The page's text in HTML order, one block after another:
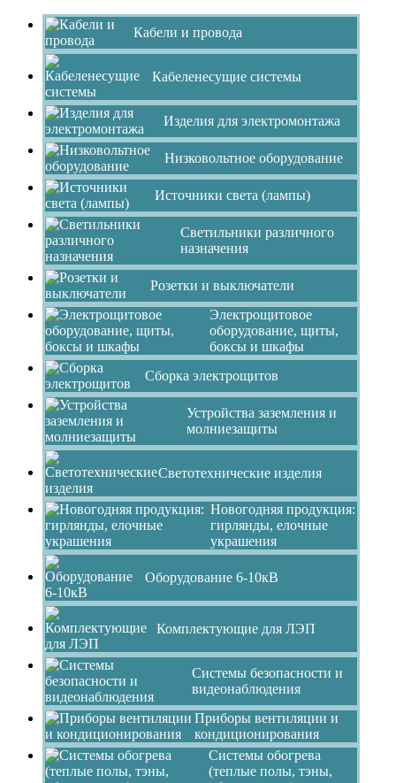
Кабели и провода
Кабеленесущие системы
Изделия для электромонтажа
Низковольтное оборудование
Источники света (лампы)
Светильники различного
назначения
Розетки и выключатели
Электрощитовое
оборудование, щиты,
боксы и шкафы
Сборка электрощитов
Устройства заземления и
молниезащиты
Светотехнические изделия
Новогодняя продукция:
гирлянды, елочные
украшения
Оборудование 6-10кВ
Комплектующие для ЛЭП
Системы безопасности и
видеонаблюдения
Приборы вентиляции и
кондиционирования
Системы обогрева
(теплые полы, тэны,